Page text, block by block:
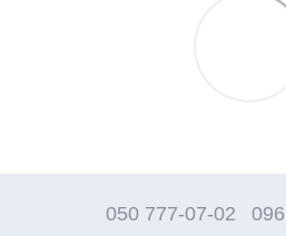
050 777-07-02